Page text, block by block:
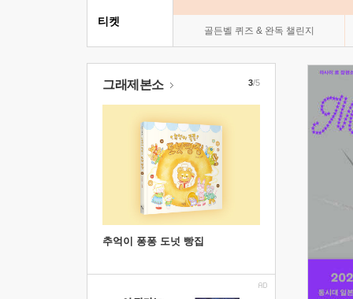
골든벨 퀴즈 & 완독 챌린지
티켓
그래제본소
추억이 퐁퐁 도넛 빵집
3/5